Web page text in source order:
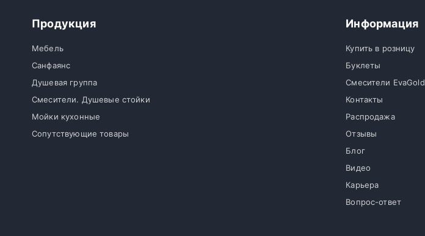
Продукция
Мебель
Санфаянс
Душевая группа
Смесители. Душевые стойки
Мойки кухонные
Сопутствующие товары
Информация
Купить в розницу
Буклеты
Смесители EvaGold
Контакты
Распродажа
Отзывы
Блог
Видео
Карьера
Вопрос-ответ